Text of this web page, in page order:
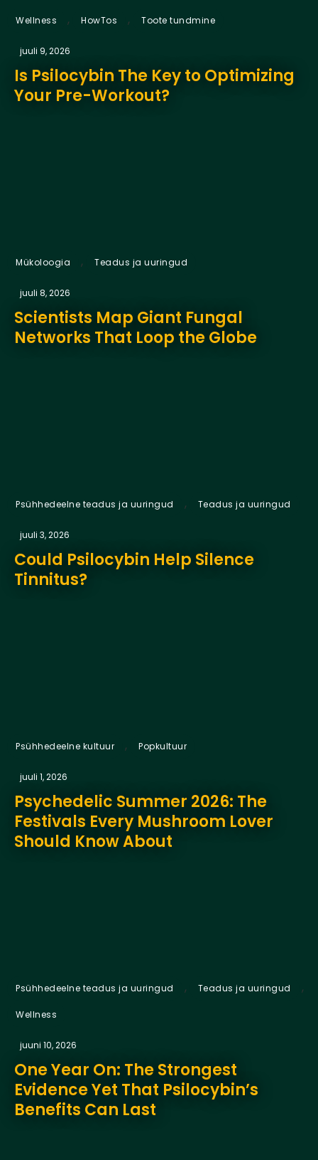
Wellness , HowTos , Toote tundmine
juuli 9, 2026
Is Psilocybin The Key to Optimizing
Your Pre-Workout?
Mükoloogia , Teadus ja uuringud
juuli 8, 2026
Scientists Map Giant Fungal
Networks That Loop the Globe
Psühhedeelne teadus ja uuringud , Teadus ja uuringud
juuli 3, 2026
Could Psilocybin Help Silence
Tinnitus?
Psühhedeelne kultuur , Popkultuur
juuli 1, 2026
Psychedelic Summer 2026: The
Festivals Every Mushroom Lover
Should Know About
Psühhedeelne teadus ja uuringud , Teadus ja uuringud ,
Wellness
juuni 10, 2026
One Year On: The Strongest
Evidence Yet That Psilocybin’s
Benefits Can Last